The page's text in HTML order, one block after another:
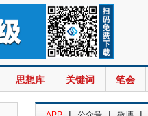
思想库 关键词 笔会